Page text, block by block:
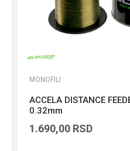
MONOFILI
ACCELA DISTANCE
0.32mm
1.690,00 RSD